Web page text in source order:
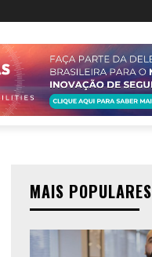
MAIS POPULARES